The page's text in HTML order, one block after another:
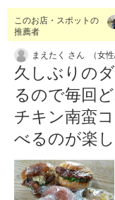
このお店・スポットの
推薦者
まえたく さん （女
久しぶりの
るので毎回
チキン南蛮
べるのが楽